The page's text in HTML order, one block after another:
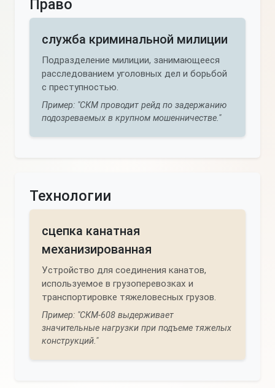
Право
служба криминальной милиции
Подразделение милиции, занимающееся
расследованием уголовных дел и борьбой
с преступностью.
Пример: "СКМ проводит рейд по задержанию
подозреваемых в крупном мошенничестве."
Технологии
сцепка канатная
механизированная
Устройство для соединения канатов,
используемое в грузоперевозках и
транспортировке тяжеловесных грузов.
Пример: "СКМ-608 выдерживает
значительные нагрузки при подъеме тяжелых
конструкций."